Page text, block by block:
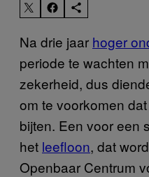
Na drie jaar hoger
periode te wachten
zekerheid, dus
om te voorkomen
bijten. Een voor een
het leefloon, dat
Openbaar Centrum